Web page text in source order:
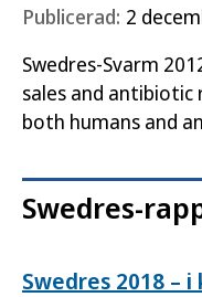
Publicerad: 2
Swedres-Svarm
sales and
both humans and
Sweden the…
Swedres-
Swedres 2018 –